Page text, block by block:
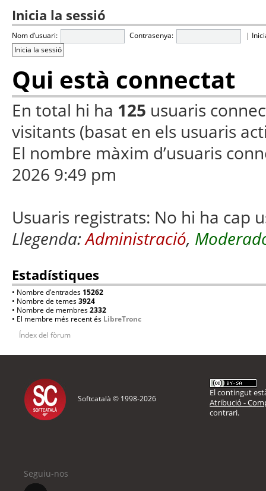
Inicia la sessió
Nom d’usuari: Contrasenya: |
Qui està connectat
En total hi ha 125 usuaris
visitants (basat en els usuaris
El nombre màxim d’usuaris
2026 9:49 pm
Usuaris registrats: No hi ha cap
Llegenda:Administració,
Estadístiques
• Nombre d’entrades 15262
• Nombre de temes3924
• Nombre de membres2332
• El membre més recent és LibreTronc
Índex del fòrum
Softcatalà © 1998-2026
El contingut
Atribució -
contrari.
Seguiu-nos